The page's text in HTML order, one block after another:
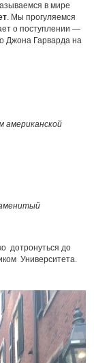
в мире
. Мы прогуляемся
о поступлении —
Джона Гарварда на
американской
дотронуться до
Университета.